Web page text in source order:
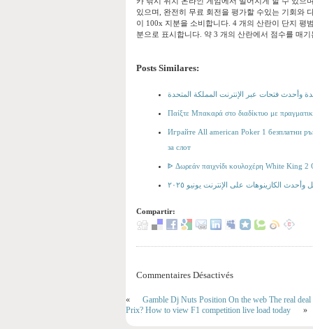
있으며, 완전히 무료 회전을 평가할 수있는 기회와
이 100x 지분을 소비합니다. 4 개의 산란이 단지 평
분으로 표시합니다. 약 3 개의 산란에서 점수를 매
Posts Similares:
وأحدث فتحات عبر الإنترنت المملكة المتحدة
Παίξτε Μπακαρά στο διαδίκτυο με
Играйте All american Poker 1 безплатни
за слот
ᐈ Δωρεάν παιχνίδι κουλοχέρη White King 2
الكازينوهات على الإنترنت يونيو ٢٠٢٥
Compartir:
Commentaires Désactivés
«
Gamble Dj Nuts Position On the web The real
Prix? How to view F1 competition live load today
»